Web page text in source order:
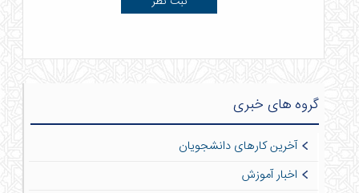
گروه های خبری
آخرین کارهای دانشجویان
اخبار آموزش